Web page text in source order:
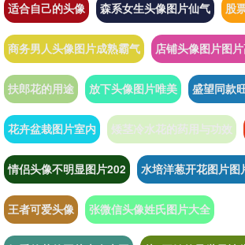
适合自己的头像 森系女生头像图片仙气 股
商务男人头像图片成熟霸气 店铺头像图片图
扶郎花的用途 放下头像图片唯美 盛望同款
花卉盆栽图片室内 矮茎冷水花的药用与功效
情侣头像不明显图片202 水培洋葱开花图片图
王者可爱头像 张微信头像姓氏图片大全